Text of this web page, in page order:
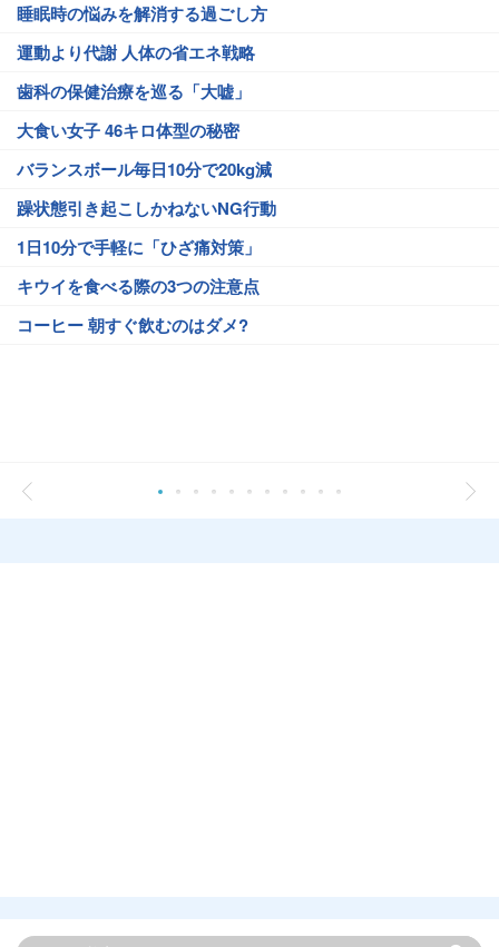
睡眠時の悩みを解消する過ごし方
運動より代謝 人体の省エネ戦略
歯科の保健治療を巡る「大嘘」
大食い女子 46キロ体型の秘密
バランスボール毎日10分で20kg減
躁状態引き起こしかねないNG行動
1日10分で手軽に「ひざ痛対策」
キウイを食べる際の3つの注意点
コーヒー 朝すぐ飲むのはダメ?